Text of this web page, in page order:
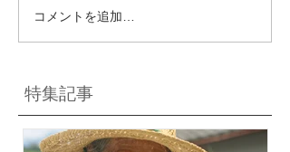
特集記事
コメントを追加…